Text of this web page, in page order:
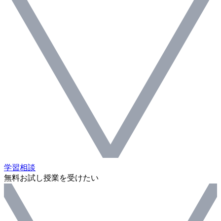
学習相談
無料お試し授業を受けたい